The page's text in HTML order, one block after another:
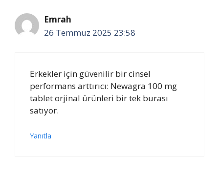
Emrah
26 Temmuz 2025 23:58
Erkekler için güvenilir bir cinsel
performans arttırıcı: Newagra 100 mg
tablet orjinal ürünleri bir tek burası
satıyor.
Yanıtla